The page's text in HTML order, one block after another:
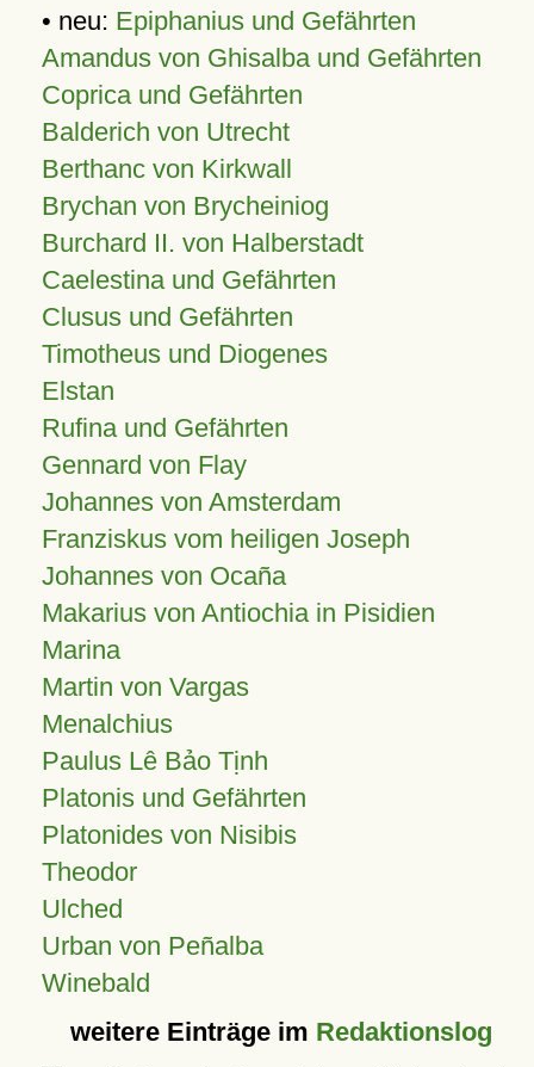
• neu: Epiphanius und Gefährten
Amandus von Ghisalba und Gefährten
Coprica und Gefährten
Balderich von Utrecht
Berthanc von Kirkwall
Brychan von Brycheiniog
Burchard II. von Halberstadt
Caelestina und Gefährten
Clusus und Gefährten
Timotheus und Diogenes
Elstan
Rufina und Gefährten
Gennard von Flay
Johannes von Amsterdam
Franziskus vom heiligen Joseph
Johannes von Ocaña
Makarius von Antiochia in Pisidien
Marina
Martin von Vargas
Menalchius
Paulus Lê Bảo Tịnh
Platonis und Gefährten
Platonides von Nisibis
Theodor
Ulched
Urban von Peñalba
Winebald
weitere Einträge im Redaktionslog